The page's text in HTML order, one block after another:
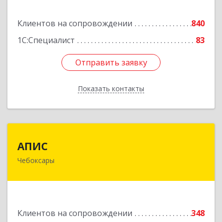
Клиентов на сопровождении
840
1С:Специалист
83
Отправить заявку
Показать контакты
Отправить заявку
Назад
АПИС
Чебоксары
Клиентов на сопровождении 348
428001, Чувашская Республика - Чувашия,
Подробнее